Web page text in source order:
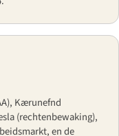
Kærunefnd
(rechtenbewaking),
en de